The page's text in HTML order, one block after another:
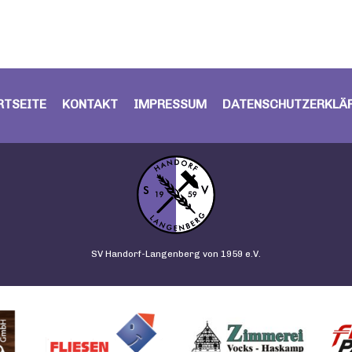
KONTAKT IMPRESSUM
SV Handorf-Langenberg von 1959 e.V.